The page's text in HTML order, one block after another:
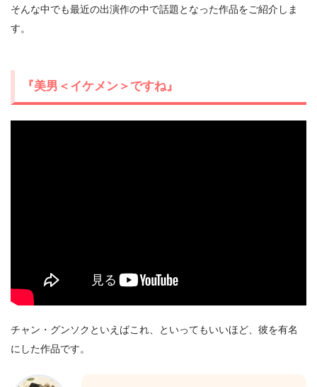
そんな中でも最近の出演作の中で話題となった作品をご紹介しま
す。
『美男＜イケメン＞ですね』
チャン・グンソクといえばこれ、といってもいいほど、彼を有名
にした作品です。